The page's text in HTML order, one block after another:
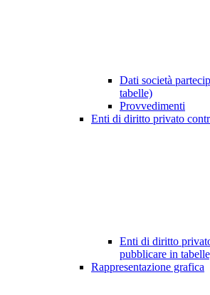
Dati società
tabelle)
Provvedimenti
Enti di diritto privato
Enti di diritto
pubblicare in
Rappresentazione grafica